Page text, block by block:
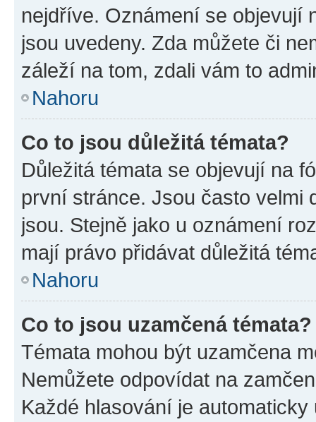
nejdříve. Oznámení se objevují
jsou uvedeny. Zda můžete či
záleží na tom, zdali vám to
Nahoru
Co to jsou důležitá témata?
Důležitá témata se objevují na
první stránce. Jsou často velmi
jsou. Stejně jako u oznámení
mají právo přidávat důležitá
Nahoru
Co to jsou uzamčená témata?
Témata mohou být uzamčena
Nemůžete odpovídat na
Každé hlasování je